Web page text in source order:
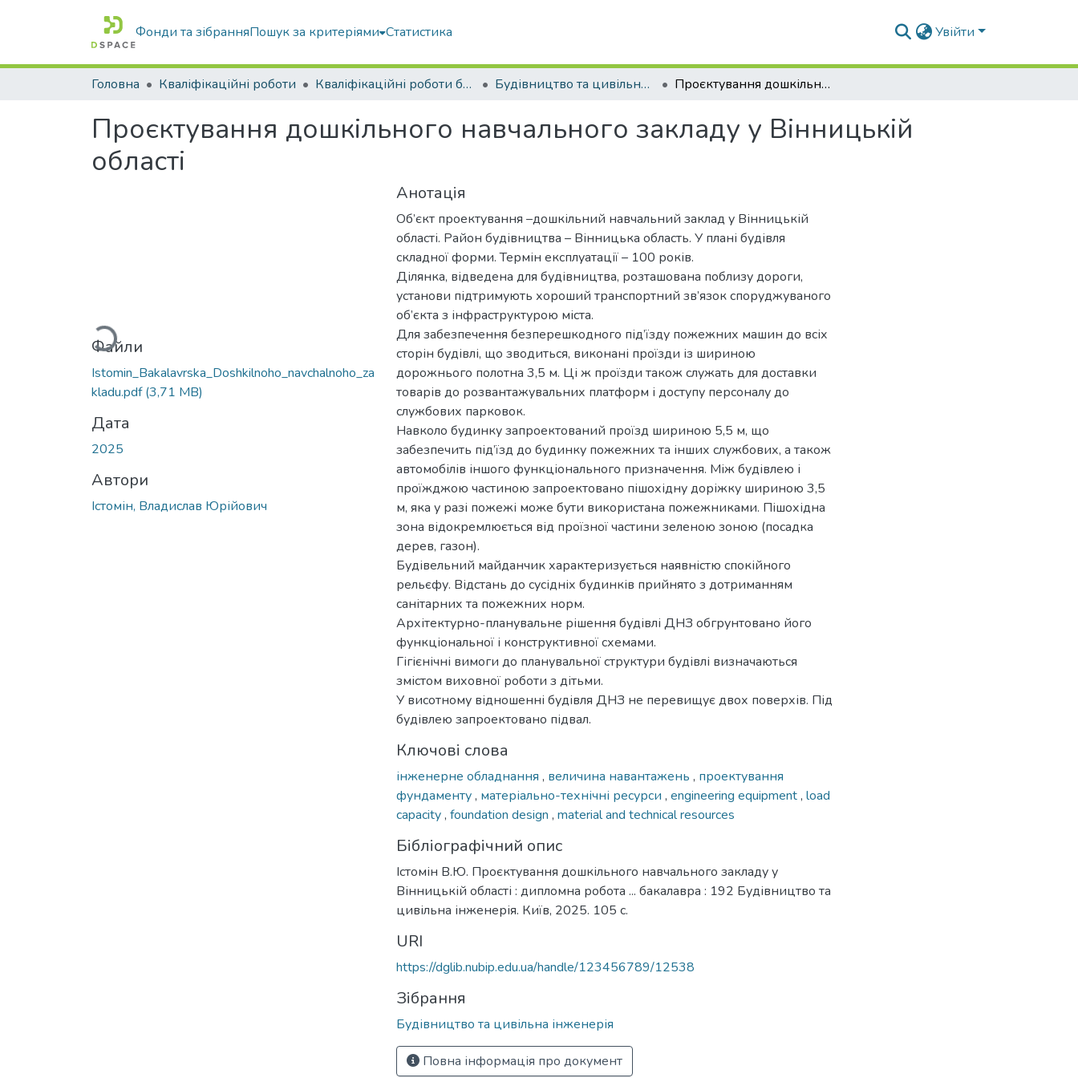
Фонди та зібранняПошук за критеріями Статистика Увійти
Головна Кваліфікаційні роботи Кваліфікаційні роботи бакалаврів Будівництво та цивільна інженерія Проєктування дошкільного навчального закладу у Вінницькій області
Проєктування дошкільного навчального закладу у Вінницькій
області
Вантажиться...
Файли
Istomin_Bakalavrska_Doshkilnoho_navchalnoho_za
kladu.pdf(3,71 MB)
Дата
2025
Автори
Істомін, Владислав Юрійович
Анотація
Об’єкт проектування –дошкільний навчальний заклад у Вінницькій
області. Район будівництва – Вінницька область. У плані будівля
складної форми. Термін експлуатації – 100 років.
Ділянка, відведена для будівництва, розташована поблизу дороги,
установи підтримують хороший транспортний зв’язок споруджуваного
об’єкта з інфраструктурою міста.
Для забезпечення безперешкодного під’їзду пожежних машин до всіх
сторін будівлі, що зводиться, виконані проїзди із шириною
дорожнього полотна 3,5 м. Ці ж проїзди також служать для доставки
товарів до розвантажувальних платформ і доступу персоналу до
службових парковок.
Навколо будинку запроектований проїзд шириною 5,5 м, що
забезпечить під’їзд до будинку пожежних та інших службових, а також
автомобілів іншого функціонального призначення. Між будівлею і
проїжджою частиною запроектовано пішохідну доріжку шириною 3,5
м, яка у разі пожежі може бути використана пожежниками. Пішохідна
зона відокремлюється від проїзної частини зеленою зоною (посадка
дерев, газон).
Будівельний майданчик характеризується наявністю спокійного
рельєфу. Відстань до сусідніх будинків прийнято з дотриманням
санітарних та пожежних норм.
Архітектурно-планувальне рішення будівлі ДНЗ обгрунтовано його
функціональної і конструктивної схемами.
Гігієнічні вимоги до планувальної структури будівлі визначаються
змістом виховної роботи з дітьми.
У висотному відношенні будівля ДНЗ не перевищує двох поверхів. Під
будівлею запроектовано підвал.
Ключові слова
інженерне обладнання , величина навантажень , проектування
фундаменту, матеріально-технічні ресурси , engineering equipment, load
capacity, foundation design , material and technical resources
Бібліографічний опис
Істомін В.Ю. Проєктування дошкільного навчального закладу у
Вінницькій області : дипломна робота ... бакалавра : 192 Будівництво та
цивільна інженерія. Київ, 2025. 105 с.
URI
https://dglib.nubip.edu.ua/handle/123456789/12538
Зібрання
Будівництво та цивільна інженерія
Повна інформація про документ